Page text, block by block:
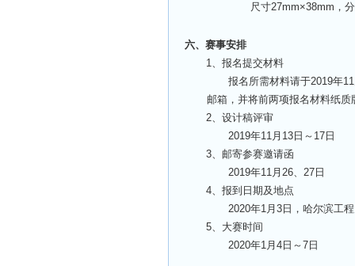
尺寸27mm×38mm，
六、赛事安排
1、报名提交材料
报名所需材料请于2019年
邮箱，并将前两项报名材料纸
2、设计稿评审
2019年11月13日～17日
3、邮寄参赛邀请函
2019年11月26、27日
4、报到日期及地点
2020年1月3日，哈尔滨工
5、大赛时间
2020年1月4日～7日